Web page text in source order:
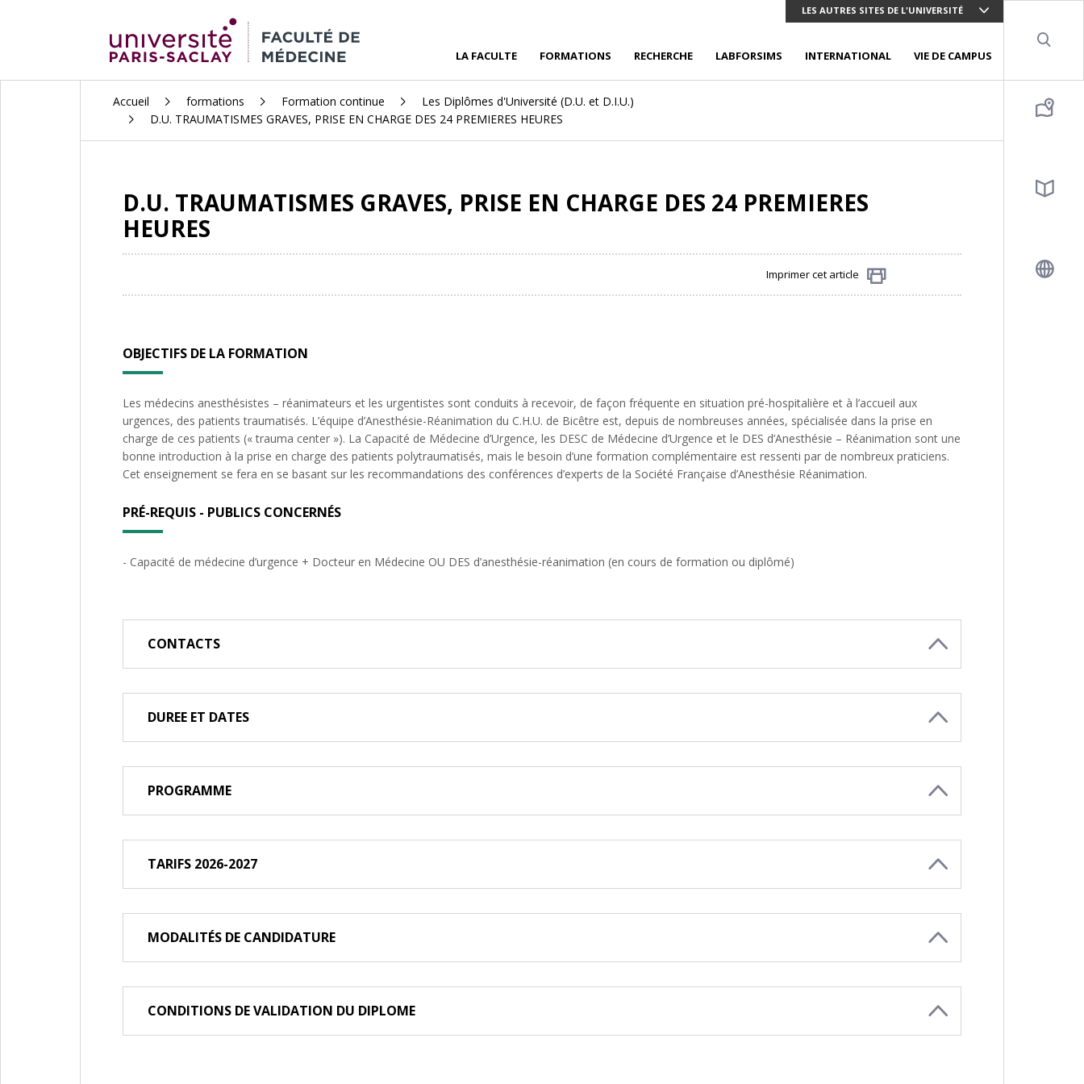
LES AUTRES SITES DE L'UNIVERSITÉ
LA FACULTE FORMATIONS RECHERCHE LABFORSIMS INTERNATIONAL VIE DE CAMPUS
Accueil formations Formation continue
Les Diplômes d'Université (D.U. et D.I.U.)
D.U. TRAUMATISMES GRAVES, PRISE EN CHARGE DES 24 PREMIERES HEURES
D.U. TRAUMATISMES GRAVES, PRISE EN CHARGE DES 24 PREMIERES
HEURES
Imprimer cet article
OBJECTIFS DE LA FORMATION
Les médecins anesthésistes – réanimateurs et les urgentistes sont conduits à recevoir, de façon fréquente en situation pré-hospitalière et à l’accueil aux
urgences, des patients traumatisés. L’équipe d’Anesthésie-Réanimation du C.H.U. de Bicêtre est, depuis de nombreuses années, spécialisée dans la prise en
charge de ces patients (« trauma center »). La Capacité de Médecine d’Urgence, les DESC de Médecine d’Urgence et le DES d’Anesthésie – Réanimation sont une
bonne introduction à la prise en charge des patients polytraumatisés, mais le besoin d’une formation complémentaire est ressenti par de nombreux praticiens.
Cet enseignement se fera en se basant sur les recommandations des conférences d’experts de la Société Française d’Anesthésie Réanimation.
PRÉ-REQUIS - PUBLICS CONCERNÉS
- Capacité de médecine d’urgence + Docteur en Médecine OU DES d’anesthésie-réanimation (en cours de formation ou diplômé)
CONTACTS
DUREE ET DATES
PROGRAMME
TARIFS 2026-2027
MODALITÉS DE CANDIDATURE
CONDITIONS DE VALIDATION DU DIPLOME